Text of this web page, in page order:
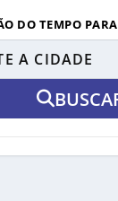
DO TEMPO